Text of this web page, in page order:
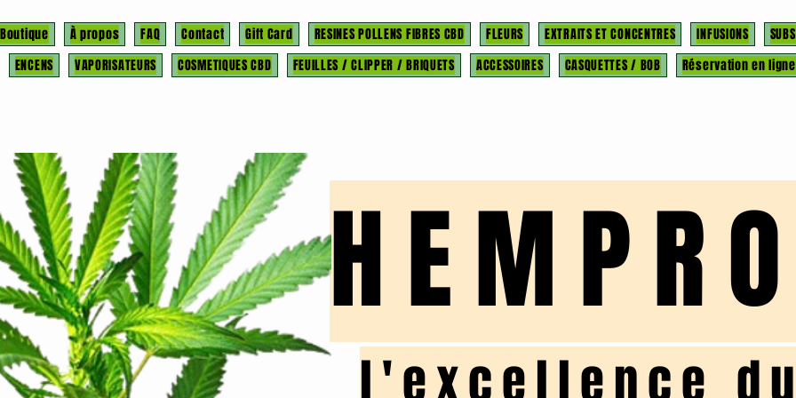
l'excellence du
Boutique À propos FAQ Contact Gift Card RESINES POLLENS FIBRES CBD FLEURS EXTRAITS ET CONCENTRES INFUSIONS
ENCENS
VAPORISATEURS COSMETIQUES CBD FEUILLES / CLIPPER / BRIQUETS ACCESSOIRES CASQUETTES / BOB Réservation en ligne